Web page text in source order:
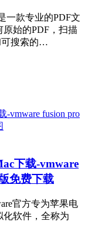
一款专业的PDF文
始的PDF，扫描
可搜索的…
下载-vmware
免费下载
官方专为苹果电
化软件，全称为